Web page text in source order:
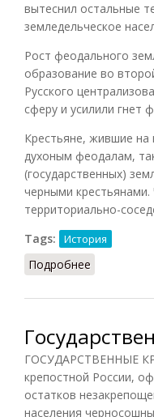
вытеснил остальные
земледельческое
Рост феодального
образование во
Русского
сферу и усилили гнет
Крестьяне, жившие на
духоным феодалам,
(государственных)
черными
территориально-
Tags:
История
Подробнее
ГОСУДАРСТВЕННЫЕ
крепостной России,
остатков
населения